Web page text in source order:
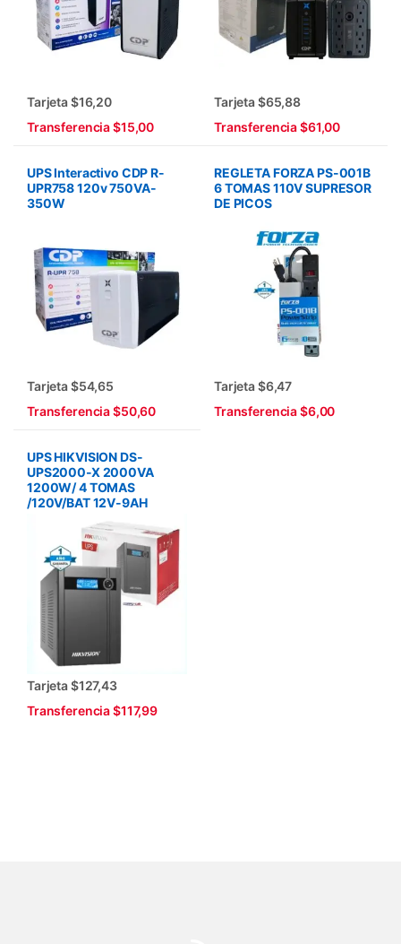
Tarjeta $16,20
Transferencia $15,00
Tarjeta $65,88
Transferencia $61,00
UPS Interactivo CDP R-
UPR758 120v 750VA-
350W
Tarjeta $54,65
Transferencia $50,60
REGLETA FORZA PS-001B
6 TOMAS 110V SUPRESOR
DE PICOS
Tarjeta $6,47
Transferencia $6,00
UPS HIKVISION DS-
UPS2000-X 2000VA
1200W/ 4 TOMAS
/120V/BAT 12V-9AH
Tarjeta $127,43
Transferencia $117,99